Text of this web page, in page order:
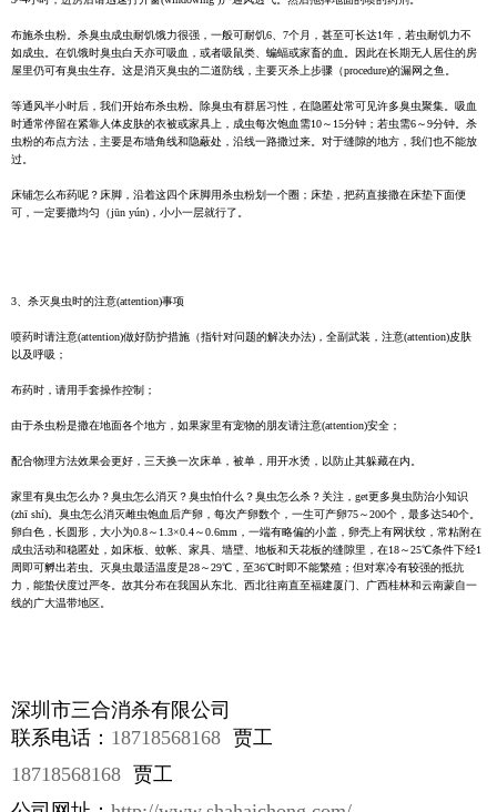
布施杀虫粉。杀臭虫成虫耐饥饿力很强，一般可耐饥6、7个月，甚至可长达1年，若虫耐饥力不
如成虫。在饥饿时臭虫白天亦可吸血，或者吸鼠类、蝙蝠或家畜的血。因此在长期无人居住的房
屋里仍可有臭虫生存。这是消灭臭虫的二道防线，主要灭杀上步骤（procedure)的漏网之鱼。
等通风半小时后，我们开始布杀虫粉。除臭虫有群居习性，在隐匿处常可见许多臭虫聚集。吸血
时通常停留在紧靠人体皮肤的衣被或家具上，成虫每次饱血需10～15分钟；若虫需6～9分钟。杀
虫粉的布点方法，主要是布墙角线和隐蔽处，沿线一路撒过来。对于缝隙的地方，我们也不能放
过。
床铺怎么布药呢？床脚，沿着这四个床脚用杀虫粉划一个圈；床垫，把药直接撒在床垫下面便
可，一定要撒均匀（jūn yún)，小小一层就行了。
3、杀灭臭虫时的注意(attention)事项
喷药时请注意(attention)做好防护措施（指针对问题的解决办法)，全副武装，注意(attention)皮肤
以及呼吸；
布药时，请用手套操作控制；
由于杀虫粉是撒在地面各个地方，如果家里有宠物的朋友请注意(attention)安全；
配合物理方法效果会更好，三天换一次床单，被单，用开水烫，以防止其躲藏在内。
家里有臭虫怎么办？臭虫怎么消灭？臭虫怕什么？臭虫怎么杀？关注，get更多臭虫防治小知识
(zhī shí)。臭虫怎么消灭雌虫饱血后产卵，每次产卵数个，一生可产卵75～200个，最多达540个。
卵白色，长圆形，大小为0.8～1.3×0.4～0.6mm，一端有略偏的小盖，卵壳上有网状纹，常粘附在
成虫活动和稳匿处，如床板、蚊帐、家具、墙壁、地板和天花板的缝隙里，在18～25℃条件下经1
周即可孵出若虫。灭臭虫最适温度是28～29℃，至36℃时即不能繁殖；但对寒冷有较强的抵抗
力，能蛰伏度过严冬。故其分布在我国从东北、西北往南直至福建厦门、广西桂林和云南蒙自一
线的广大温带地区。
深圳市三合消杀有限公司
联系电话： 18718568168 贾工
18718568168 贾工